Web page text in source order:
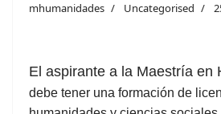
mhumanidades Uncategorised
El aspirante a la Maestría en
debe tener una formación de